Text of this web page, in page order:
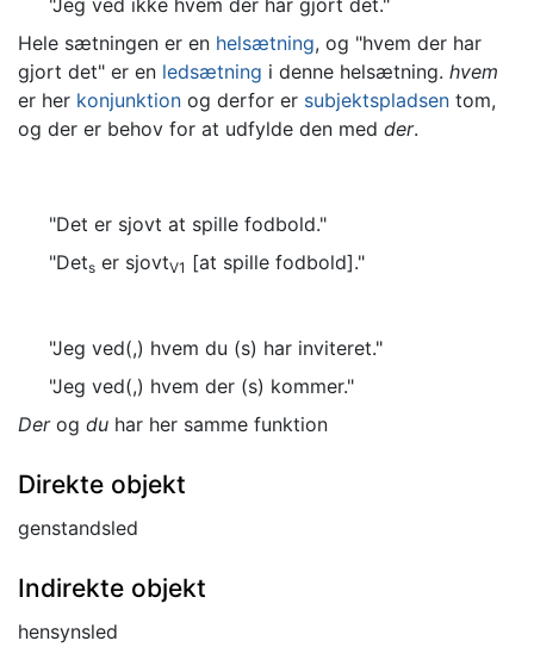
Hele sætningen er en helsætning, og "hvem der har
gjort det" er en ledsætning i denne helsætning. hvem
er her konjunktion og derfor er subjektspladsen tom,
og der er behov for at udfylde den med der.
"Det er sjovt at spille fodbold."
"Detser sjovtV1 [at spille fodbold]."
"Jeg ved(,) hvem du (s) har inviteret."
"Jeg ved(,) hvem der (s) kommer."
Derog du har her samme funktion
Direkte objekt
genstandsled
Indirekte objekt
hensynsled